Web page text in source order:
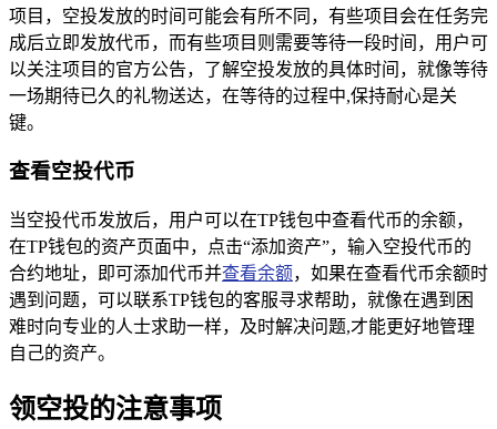
项目，空投发放的时间可能会有所不同，有些项目会在任务完
成后立即发放代币，而有些项目则需要等待一段时间，用户可
以关注项目的官方公告，了解空投发放的具体时间，就像等待
一场期待已久的礼物送达，在等待的过程中,保持耐心是关
键。
查看空投代币
当空投代币发放后，用户可以在TP钱包中查看代币的余额，
在TP钱包的资产页面中，点击“添加资产”，输入空投代币的
合约地址，即可添加代币并查看余额，如果在查看代币余额时
遇到问题，可以联系TP钱包的客服寻求帮助，就像在遇到困
难时向专业的人士求助一样，及时解决问题,才能更好地管理
自己的资产。
领空投的注意事项